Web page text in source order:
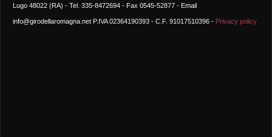
Lugo 48022 (RA) - Tel. 335-8472694 - Fax 0545-52877 - Email
info@girodellaromagna.net P.IVA 02364190393 - C.F. 91017510396 - Privacy policy